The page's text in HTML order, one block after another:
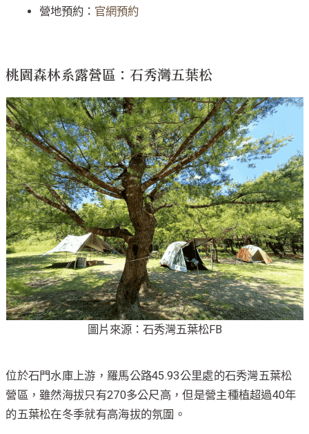
營地預約： 官網預約
桃園森林系露營區：石秀灣五葉松
圖片來源：石秀灣五葉松FB
位於石門水庫上游，羅馬公路45.93公里處的石秀灣五葉松
營區，雖然海拔只有270多公尺高，但是營主種植超過40年
的五葉松在冬季就有高海拔的氛圍。